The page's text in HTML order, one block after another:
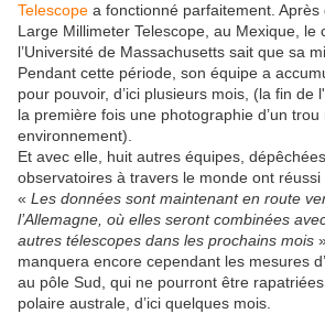
Telescope a fonctionné parfaitement. Après
Large Millimeter Telescope, au Mexique, le
l’Université de Massachusetts sait que sa
Pendant cette période, son équipe a
pour pouvoir, d’ici plusieurs mois, (la fin de
la première fois une photographie d’un
environnement).
Et avec elle, huit autres équipes,
observatoires à travers le monde ont réussi
« Les données sont maintenant en route
l’Allemagne, où elles seront combinées
autres télescopes dans les prochains mois
manquera encore cependant les mesures
au pôle Sud, qui ne pourront être
polaire australe, d’ici quelques mois.